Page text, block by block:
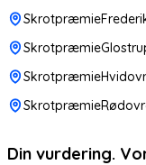
Din vurdering.